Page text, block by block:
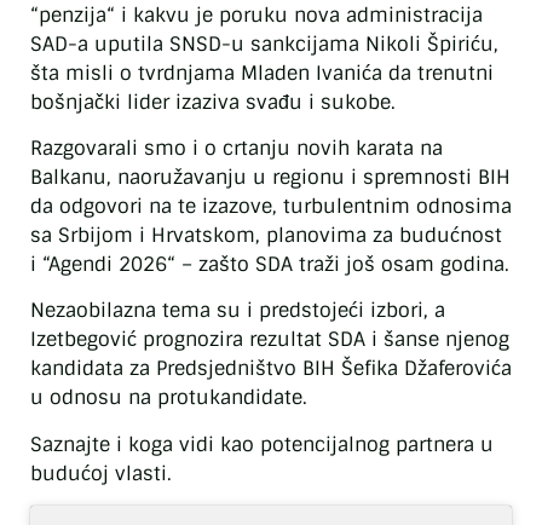
“penzija“ i kakvu je poruku nova administracija
SAD-a uputila SNSD-u sankcijama Nikoli Špiriću,
šta misli o tvrdnjama Mladen Ivanića da trenutni
bošnjački lider izaziva svađu i sukobe.
Razgovarali smo i o crtanju novih karata na
Balkanu, naoružavanju u regionu i spremnosti BIH
da odgovori na te izazove, turbulentnim odnosima
sa Srbijom i Hrvatskom, planovima za budućnost
i “Agendi 2026“ – zašto SDA traži još osam godina.
Nezaobilazna tema su i predstojeći izbori, a
Izetbegović prognozira rezultat SDA i šanse njenog
kandidata za Predsjedništvo BIH Šefika Džaferovića
u odnosu na protukandidate.
Saznajte i koga vidi kao potencijalnog partnera u
budućoj vlasti.